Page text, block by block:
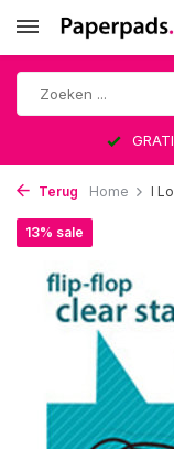
Terug Home I
13% sale